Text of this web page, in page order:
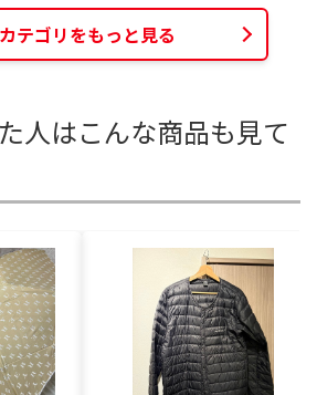
テゴリをもっと見る
人はこんな商品も見て